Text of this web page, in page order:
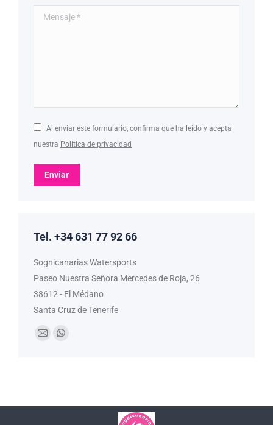
Mensaje *
Al enviar este formulario, confirma que ha leído y acepta
nuestra Política de privacidad
Enviar
Tel. +34 631 77 92 66
Sognicanarias Watersports
Paseo Nuestra Señora Mercedes de Roja, 26
38612 - El Médano
Santa Cruz de Tenerife
Encuéntranos en:
Mail Whatsapp